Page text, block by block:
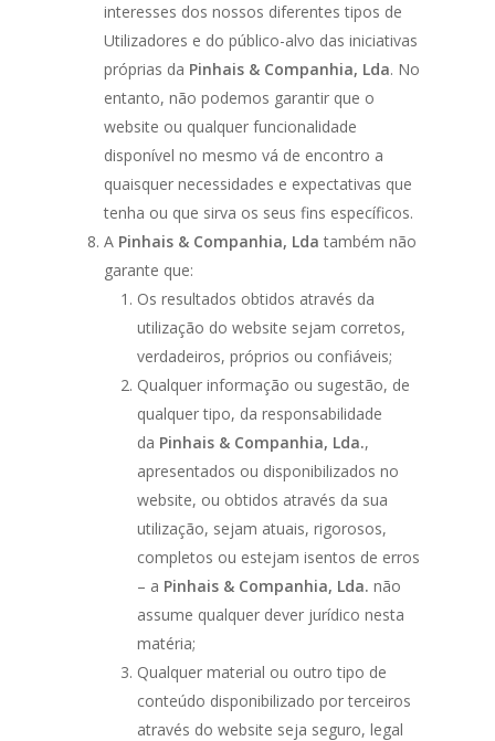
interesses dos nossos diferentes tipos de
Utilizadores e do público-alvo das iniciativas
próprias da Pinhais & Companhia, Lda. No
entanto, não podemos garantir que o
website ou qualquer funcionalidade
disponível no mesmo vá de encontro a
quaisquer necessidades e expectativas que
tenha ou que sirva os seus fins específicos.
A Pinhais & Companhia, Lda também não
garante que:
Os resultados obtidos através da
utilização do website sejam corretos,
verdadeiros, próprios ou confiáveis;
Qualquer informação ou sugestão, de
qualquer tipo, da responsabilidade
da Pinhais & Companhia, Lda.,
apresentados ou disponibilizados no
website, ou obtidos através da sua
utilização, sejam atuais, rigorosos,
completos ou estejam isentos de erros
– a Pinhais & Companhia, Lda. não
assume qualquer dever jurídico nesta
matéria;
Qualquer material ou outro tipo de
conteúdo disponibilizado por terceiros
através do website seja seguro, legal